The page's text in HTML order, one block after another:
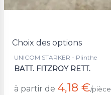
Choix des options
UNICOM STARKER - Plinthe
BATT. FITZROY RETT.
à partir de 4,18 €/pièce